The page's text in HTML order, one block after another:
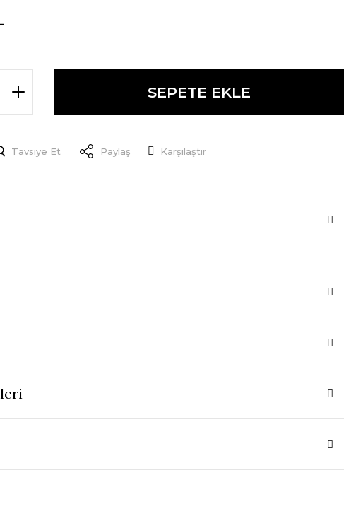
SEPETE EKLE
Tavsiye Et Paylaş Karşılaştır